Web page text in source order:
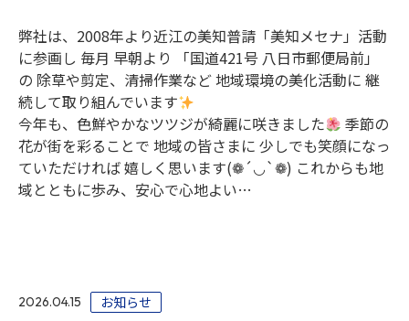
弊社は、2008年より近江の美知普請「美知メセナ」活動
に参画し 毎月 早朝より 「国道421号 八日市郵便局前」
の 除草や剪定、清掃作業など 地域環境の美化活動に 継
続して取り組んでいます
今年も、色鮮やかなツツジが綺麗に咲きました
季節の
花が街を彩ることで 地域の皆さまに 少しでも笑顔になっ
ていただければ 嬉しく思います(❁´◡`❁) これからも地
域とともに歩み、安心で心地よい…
2026.04.15 お知らせ